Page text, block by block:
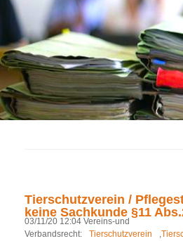
Tierschutzverein /
keine Sachkunde §11
03/11/20 12:04 Vereins-und
Verbandsrecht:
Tierschutzverein